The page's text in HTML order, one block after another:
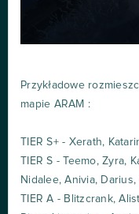
Przykładowe
mapie ARAM :
TIER S+ - Xerath,
TIER S - Teemo, Zyra,
Nidalee, Anivia, Darius,
TIER A - Blitzcrank,